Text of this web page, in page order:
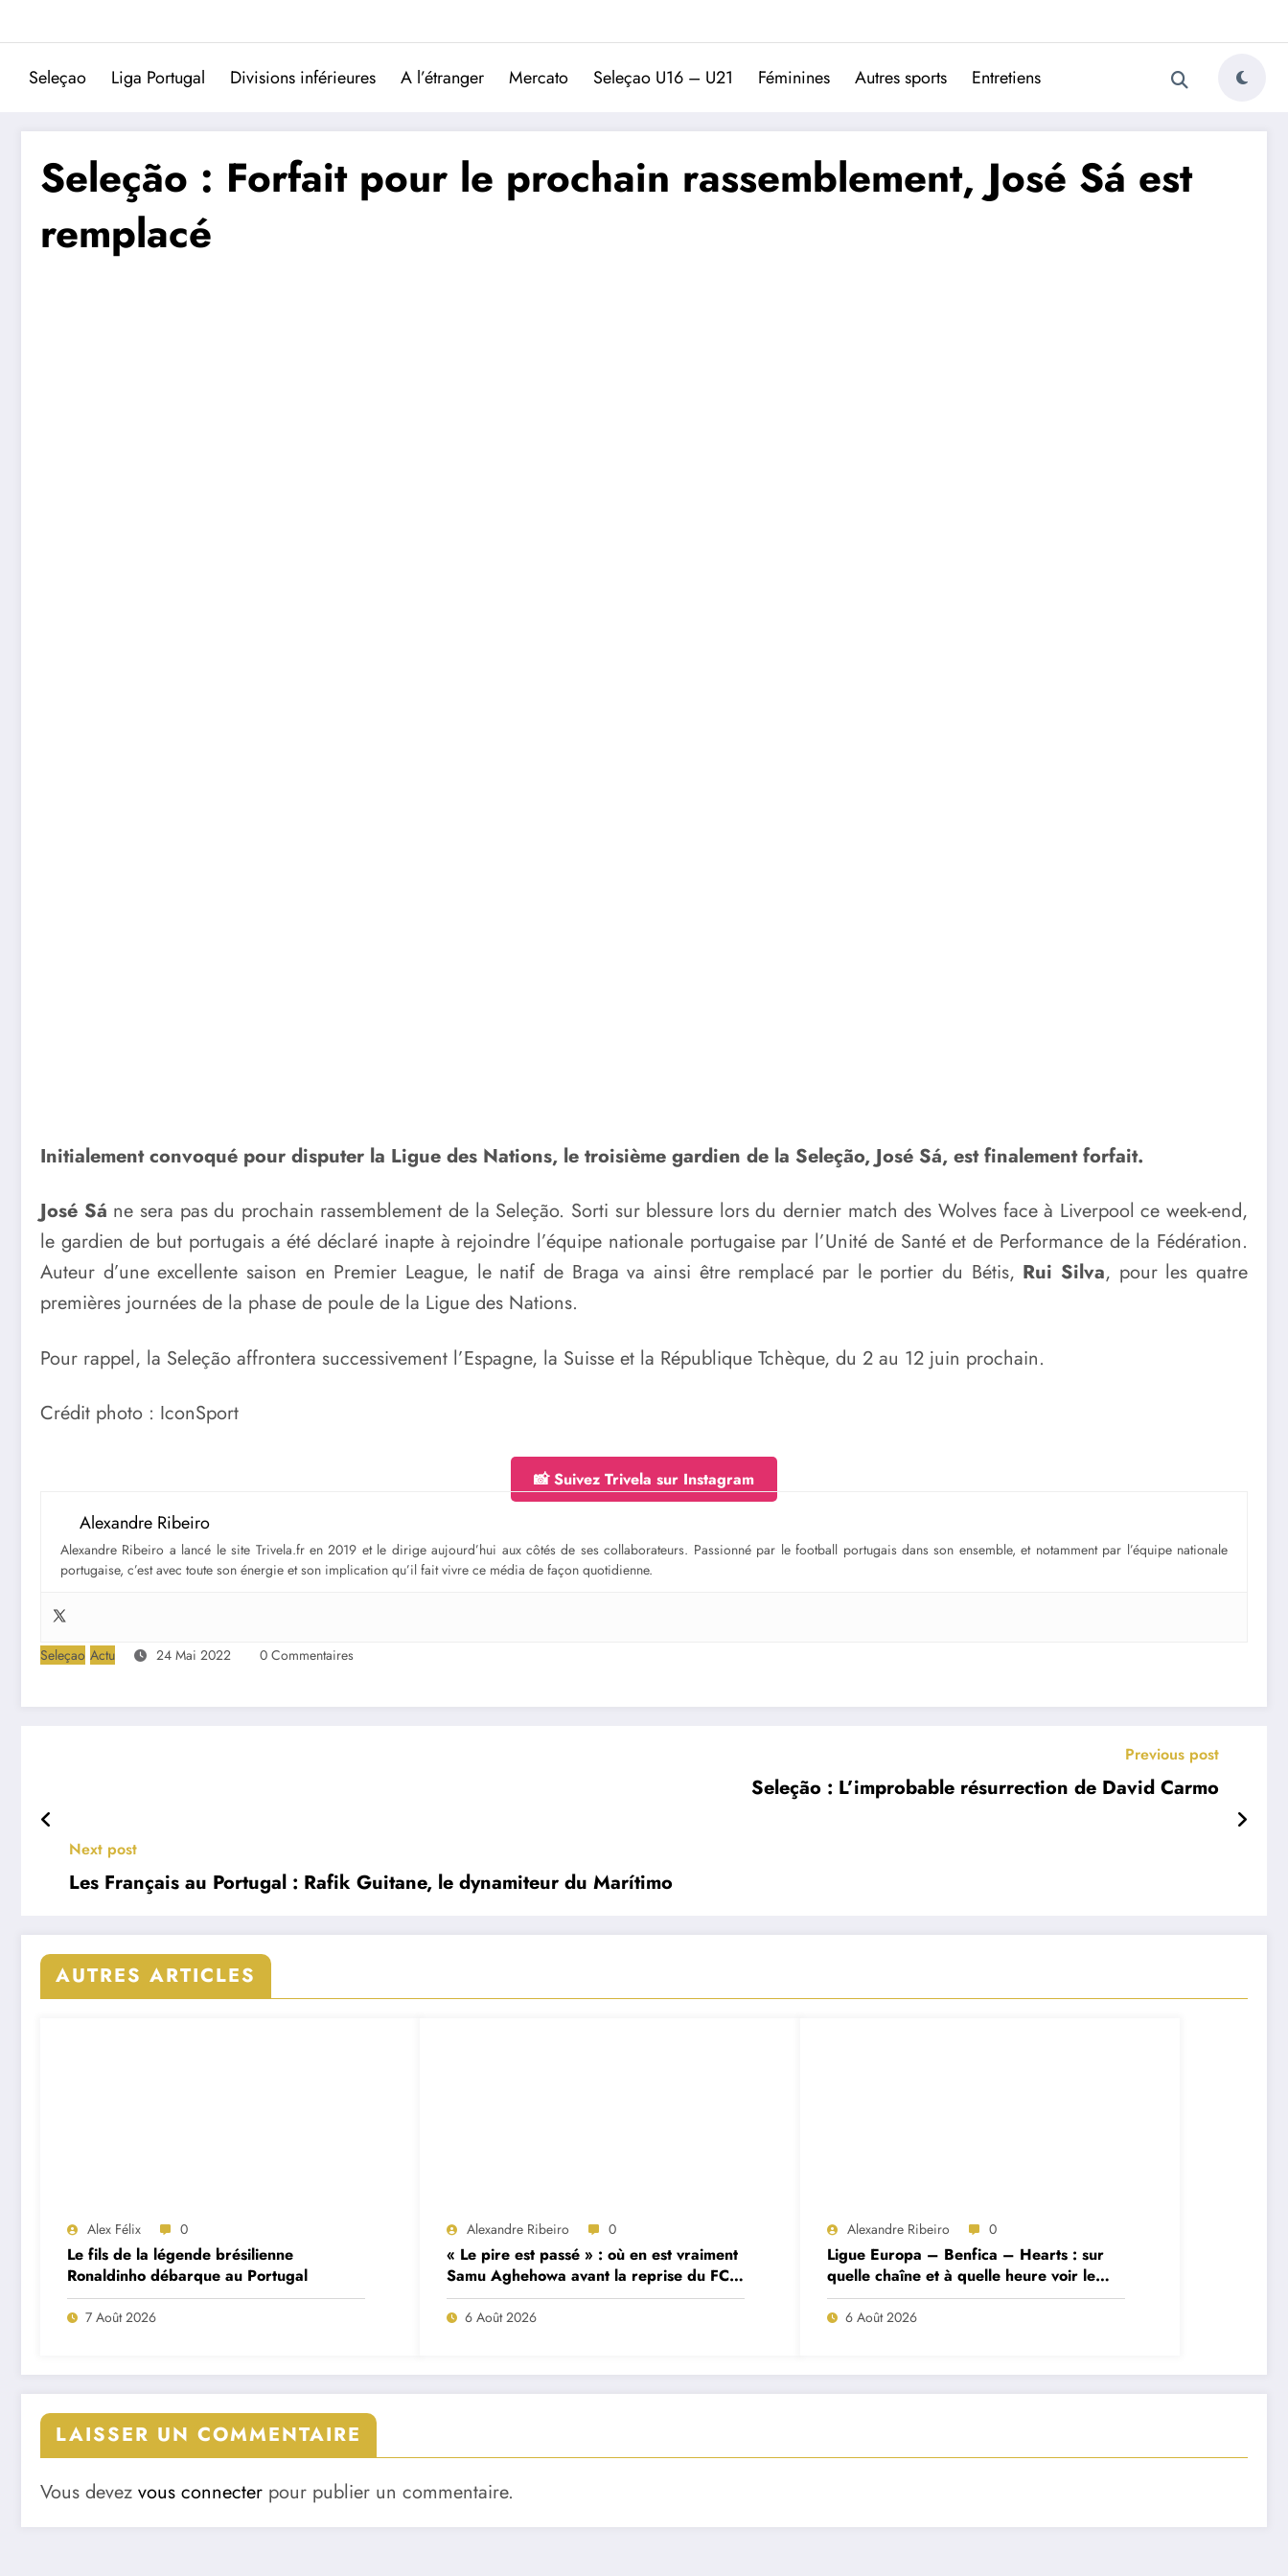
Trivela
L'actualité du football portugais
Seleçao Liga Portugal Divisions inférieures A l’étranger Mercato Seleçao U16 – U21 Féminines Autres sports Entretiens
Seleção : Forfait pour le prochain rassemblement, José Sá est
remplacé
Initialement convoqué pour disputer la Ligue des Nations, le troisième gardien de la Seleção, José Sá, est finalement forfait.
José Sá ne sera pas du prochain rassemblement de la Seleção. Sorti sur blessure lors du dernier match des Wolves face à Liverpool ce week-end,
le gardien de but portugais a été déclaré inapte à rejoindre l’équipe nationale portugaise par l’Unité de Santé et de Performance de la Fédération.
Auteur d’une excellente saison en Premier League, le natif de Braga va ainsi être remplacé par le portier du Bétis, Rui Silva, pour les quatre
premières journées de la phase de poule de la Ligue des Nations.
Pour rappel, la Seleção affrontera successivement l’Espagne, la Suisse et la République Tchèque, du 2 au 12 juin prochain.
Crédit photo : IconSport
📸 Suivez Trivela sur Instagram
Alexandre Ribeiro
Alexandre Ribeiro a lancé le site Trivela.fr en 2019 et le dirige aujourd’hui aux côtés de ses collaborateurs. Passionné par le football portugais dans son ensemble, et notamment par l’équipe nationale
portugaise, c’est avec toute son énergie et son implication qu’il fait vivre ce média de façon quotidienne.
Seleçao Actu 24 Mai 2022 0 Commentaires
Previous post
Seleção : L’improbable résurrection de David Carmo
Next post
Les Français au Portugal : Rafik Guitane, le dynamiteur du Marítimo
AUTRES ARTICLES
Alex Félix 0
Le fils de la légende brésilienne
Ronaldinho débarque au Portugal
7 Août 2026
Alexandre Ribeiro 0
« Le pire est passé » : où en est vraiment
Samu Aghehowa avant la reprise du FC
Porto ?
6 Août 2026
Alexandre Ribeiro 0
Ligue Europa – Benfica – Hearts : sur
quelle chaîne et à quelle heure voir le
match ?
6 Août 2026
LAISSER UN COMMENTAIRE
Vous devez vous connecter pour publier un commentaire.